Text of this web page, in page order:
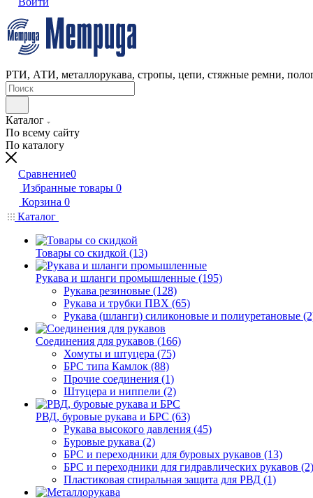
РТИ, АТИ, металлорукава, стропы, цепи, стяжные ремни,
Каталог
По всему сайту
По каталогу
Сравнение0
Избранные товары 0
Корзина 0
Каталог
Товары со скидкой (13)
Рукава и шланги промышленные (195)
Рукава резиновые (128)
Рукава и трубки ПВХ (65)
Рукава (шланги) силиконовые и полиуретановые
Соединения для рукавов (166)
Хомуты и штуцера (75)
БРС типа Камлок (88)
Прочие соединения (1)
Штуцера и ниппели (2)
РВД, буровые рукава и БРС (63)
Рукава высокого давления (45)
Буровые рукава (2)
БРС и переходники для буровых рукавов (13)
БРС и переходники для гидравлических рукавов (2)
Пластиковая спиральная защита для РВД (1)